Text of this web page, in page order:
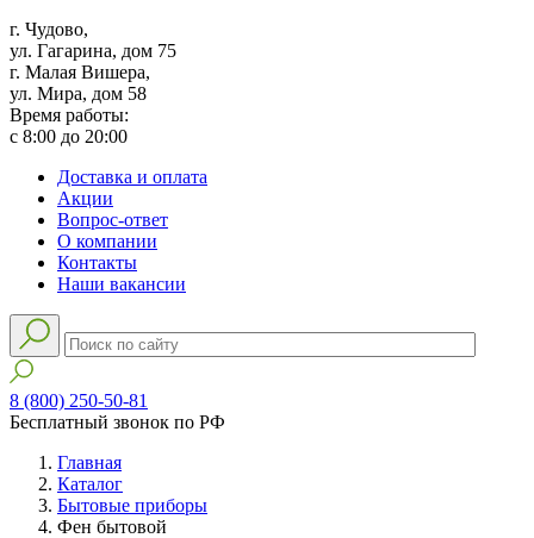
г. Чудово,
ул. Гагарина, дом 75
г. Малая Вишера,
ул. Мира, дом 58
Время работы:
с 8:00 до 20:00
Доставка и оплата
Акции
Вопрос-ответ
О компании
Контакты
Наши вакансии
8 (800) 250-50-81
Бесплатный звонок по РФ
Главная
Каталог
Бытовые приборы
Фен бытовой